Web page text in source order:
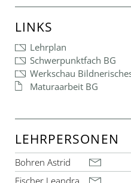
LINKS
Lehrplan
Schwerpunktfach BG
Werkschau
Maturaarbeit BG
LEHRPERSONEN
Bohren Astrid
Fischer Leandra